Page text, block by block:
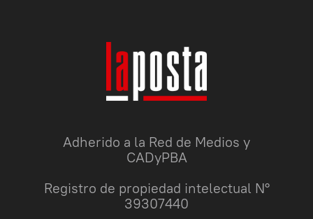
Adherido a la Red de Medios y
CADyPBA
Registro de propiedad intelectual N°
39307440